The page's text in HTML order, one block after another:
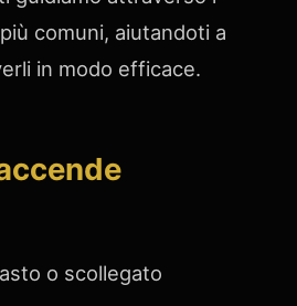
comuni, aiutandoti a
in modo efficace.
o scollegato